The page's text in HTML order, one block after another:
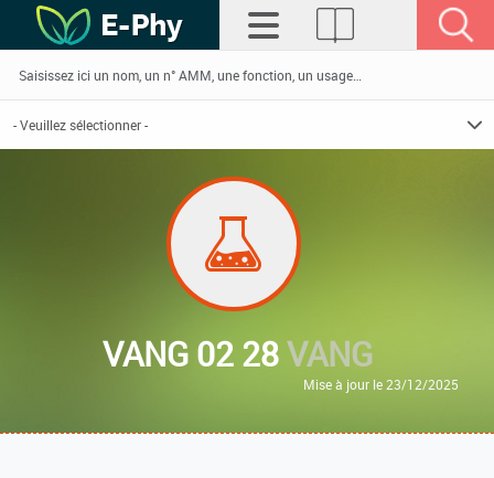
VANG 02 28VANG
Mise à jour le 23/12/2025